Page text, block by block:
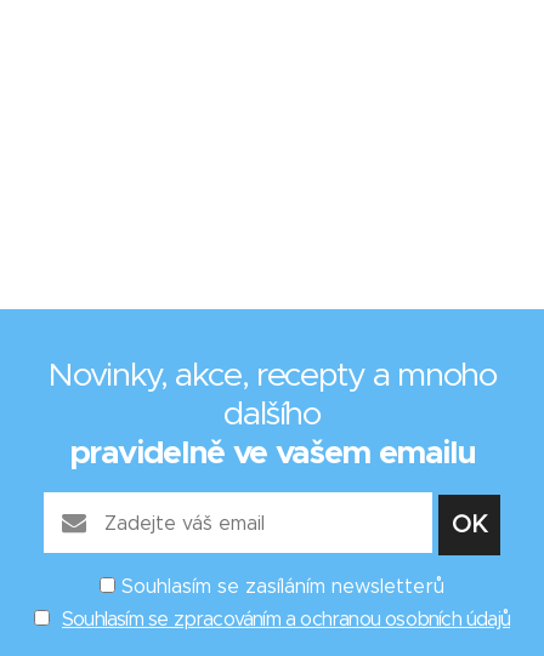
Novinky, akce, recepty a mnoho
dalšího
pravidelně ve vašem emailu
Souhlasím se zasíláním newsletterů
Souhlasím se zpracováním a ochranou osobních údajů